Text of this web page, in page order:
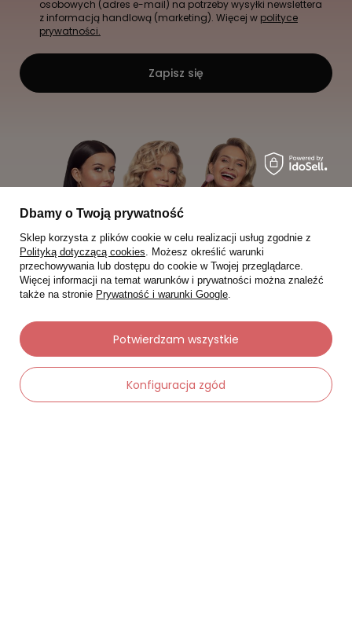
osobowych (adres e-mail) na potrzeby wysyłki newslettera
z informacją handlową (marketing). Więcej w polityce
prywatności.
Zapisz się
Moje zamówienia
Status zamówienia
Dbamy o Twoją prywatność
Sklep korzysta z plików cookie w celu realizacji usług zgodnie z
Polityką dotyczącą cookies. Możesz określić warunki
przechowywania lub dostępu do cookie w Twojej przeglądarce.
Więcej informacji na temat warunków i prywatności można znaleźć
także na stronie Prywatność i warunki Google.
Konfiguracja zgód
Potwierdzam wszystkie